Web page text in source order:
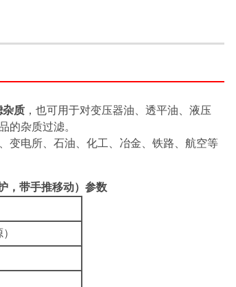
杂质 ，也可用于对变压器油、透平油、液压
的杂质过滤。
变电所、石油、化工、冶金、铁路、航空等
，带手推移动）参数